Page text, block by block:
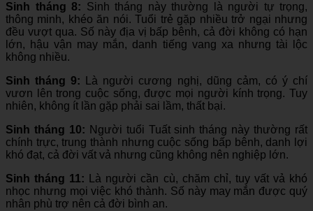
Sinh tháng 8: Sinh tháng này thường là người tự trọng,
thông minh, khéo ăn nói. Tuổi trẻ gặp nhiều trở ngại nhưng
đều vượt qua. Số này địa vị bấp bênh, cả đời không có hạn
lớn, hậu vận may mắn, danh tiếng vang xa nhưng tài lộc
không nhiều.
Sinh tháng 9: Là người cương nghị, dũng cảm, có ý chí
vươn lên trong cuộc sống, được mọi người kính trọng. Tuy
nhiên, không ít lần gặp phải sai lầm, thất bại.
Sinh tháng 10: Người tuổi Tuất sinh tháng này thường rất
chính trực, trung thành nhưng cuộc sống bấp bênh, danh lợi
khó đạt, cả đời vất vả nhưng cũng không nên nghiệp lớn.
Sinh tháng 11: Là người cần cù, chăm chỉ, tuy vất vả khó
nhọc nhưng mọi việc khó thành. Số này may mắn được quý
nhân phù trợ nên cả đời bình an.